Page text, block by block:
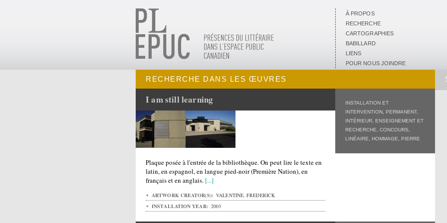
À PROPOS
RECHERCHE
CARTOGRAPHIES
BABILLARD
LIENS
POUR NOUS JOINDRE
RECHERCHE DANS LES ŒUVRES
INSTALLATION ET
INTERVENTION
PERMANENT,
INTÉRIEUR
ENSEIGNEMENT ET
RECHERCHE
CONCOURS
LINÉAIRE
HOMMAGE PIERRE
I am still learning
Plaque posée à l'entrée de la bibliothèque. On peut lire le texte en
latin, en espagnol, en langue pied-noir (Première Nation), en
français et en anglais. [...]
ARTWORK CREATOR(S): VALENTINE, FREDERICK
INSTALLATION YEAR: 2003